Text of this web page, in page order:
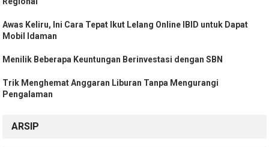
Awas Keliru, Ini Cara Tepat Ikut Lelang Online IBID untuk Dapat
Mobil Idaman
Menilik Beberapa Keuntungan Berinvestasi dengan SBN
Trik Menghemat Anggaran Liburan Tanpa Mengurangi
Pengalaman
ARSIP